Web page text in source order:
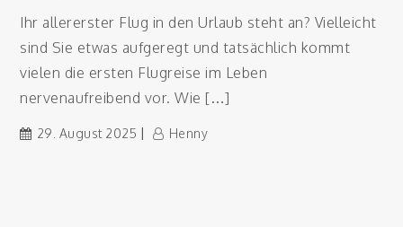
Ihr allererster Flug in den Urlaub steht an? Vielleicht
sind Sie etwas aufgeregt und tatsächlich kommt
vielen die ersten Flugreise im Leben
nervenaufreibend vor. Wie […]
29. August 2025 Henny